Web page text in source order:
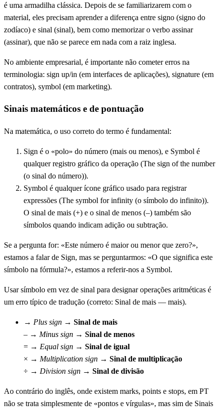
é uma armadilha clássica. Depois de se familiarizarem com o
material, eles precisam aprender a diferença entre signo (signo do
zodíaco) e sinal (sinal), bem como memorizar o verbo assinar
(assinar), que não se parece em nada com a raiz inglesa.
No ambiente empresarial, é importante não cometer erros na
terminologia: sign up/in (em interfaces de aplicações), signature (em
contratos), symbol (em marketing).
Sinais matemáticos e de pontuação
Na matemática, o uso correto do termo é fundamental:
Sign é o «polo» do número (mais ou menos), e Symbol é
qualquer registro gráfico da operação (The sign of the number
(o sinal do número)).
Symbol é qualquer ícone gráfico usado para registrar
expressões (The symbol for infinity (o símbolo do infinito)).
O sinal de mais (+) e o sinal de menos (–) também são
símbolos quando indicam adição ou subtração.
Se a pergunta for: «Este número é maior ou menor que zero?»,
estamos a falar de Sign, mas se perguntarmos: «O que significa este
símbolo na fórmula?», estamos a referir-nos a Symbol.
Usar símbolo em vez de sinal para designar operações aritméticas é
um erro típico de tradução (correto: Sinal de mais — mais).
→ Plus sign → Sinal de mais
– → Minus sign → Sinal de menos
= → Equal sign → Sinal de igual
× → Multiplication sign → Sinal de multiplicação
÷ → Division sign → Sinal de divisão
Ao contrário do inglês, onde existem marks, points e stops, em PT
não se trata simplesmente de «pontos e vírgulas», mas sim de Sinais